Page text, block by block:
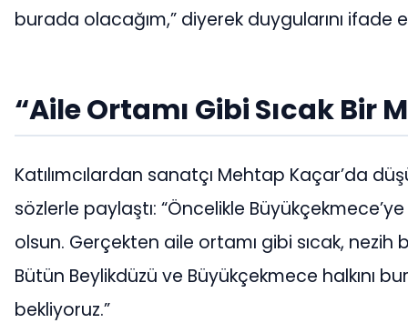
burada olacağım,” diyerek duygularını ifade
“Aile Ortamı Gibi Sıcak Bir
Katılımcılardan sanatçı Mehtap Kaçar’da
sözlerle paylaştı: “Öncelikle Büyükçekmece’ye
olsun. Gerçekten aile ortamı gibi sıcak, nezih
Bütün Beylikdüzü ve Büyükçekmece halkını
bekliyoruz.”